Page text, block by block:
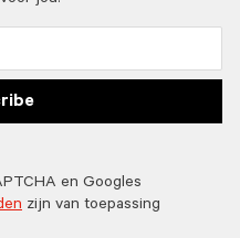
en Googles
zijn van toepassing